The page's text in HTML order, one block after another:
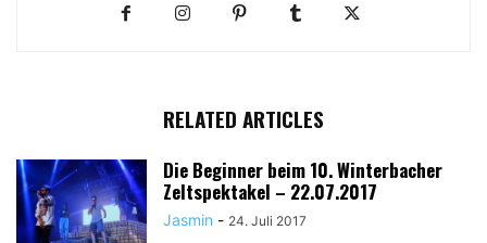
RELATED ARTICLES
Die Beginner beim 10. Winterbacher
Zeltspektakel – 22.07.2017
Jasmin - 24. Juli 2017